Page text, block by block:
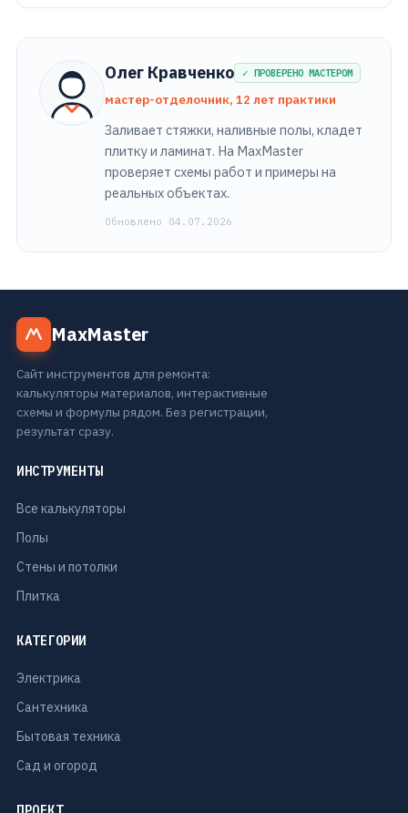
Олег Кравченко ✓ ПРОВЕРЕНО МАСТЕРОМ
мастер-отделочник, 12 лет практики
Заливает стяжки, наливные полы, кладет
плитку и ламинат. На MaxMaster
проверяет схемы работ и примеры на
реальных объектах.
Обновлено 04.07.2026
MaxMaster
Сайт инструментов для ремонта:
калькуляторы материалов, интерактивные
схемы и формулы рядом. Без регистрации,
результат сразу.
ИНСТРУМЕНТЫ
Все калькуляторы
Полы
Стены и потолки
Плитка
КАТЕГОРИИ
Электрика
Сантехника
Бытовая техника
Сад и огород